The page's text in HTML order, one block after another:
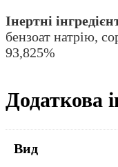
Інертні
бензоат натрію,
93,825%
Додаткова
Вид